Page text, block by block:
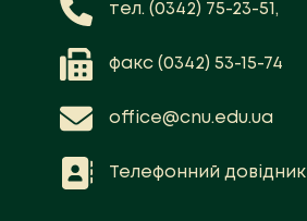
тел. (0342) 75-23-51,
факс (0342) 53-15-74
office@cnu.edu.ua
Телефонний довідник